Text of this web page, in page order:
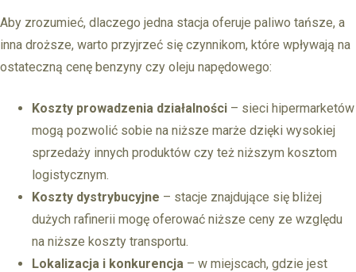
Aby zrozumieć, dlaczego jedna stacja oferuje paliwo tańsze, a
inna droższe, warto przyjrzeć się czynnikom, które wpływają na
ostateczną cenę benzyny czy oleju napędowego:
Koszty prowadzenia działalności – sieci hipermarketów
mogą pozwolić sobie na niższe marże dzięki wysokiej
sprzedaży innych produktów czy też niższym kosztom
logistycznym.
Koszty dystrybucyjne – stacje znajdujące się bliżej
dużych rafinerii mogę oferować niższe ceny ze względu
na niższe koszty transportu.
Lokalizacja i konkurencja – w miejscach, gdzie jest